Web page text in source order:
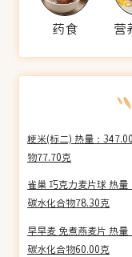
药食 营
粳米(标二) 热量：
物77.70克
雀巢 巧克力麦片球 热量
碳水化合物78.30克
早早麦 免煮燕麦片 热量
碳水化合物60.00克